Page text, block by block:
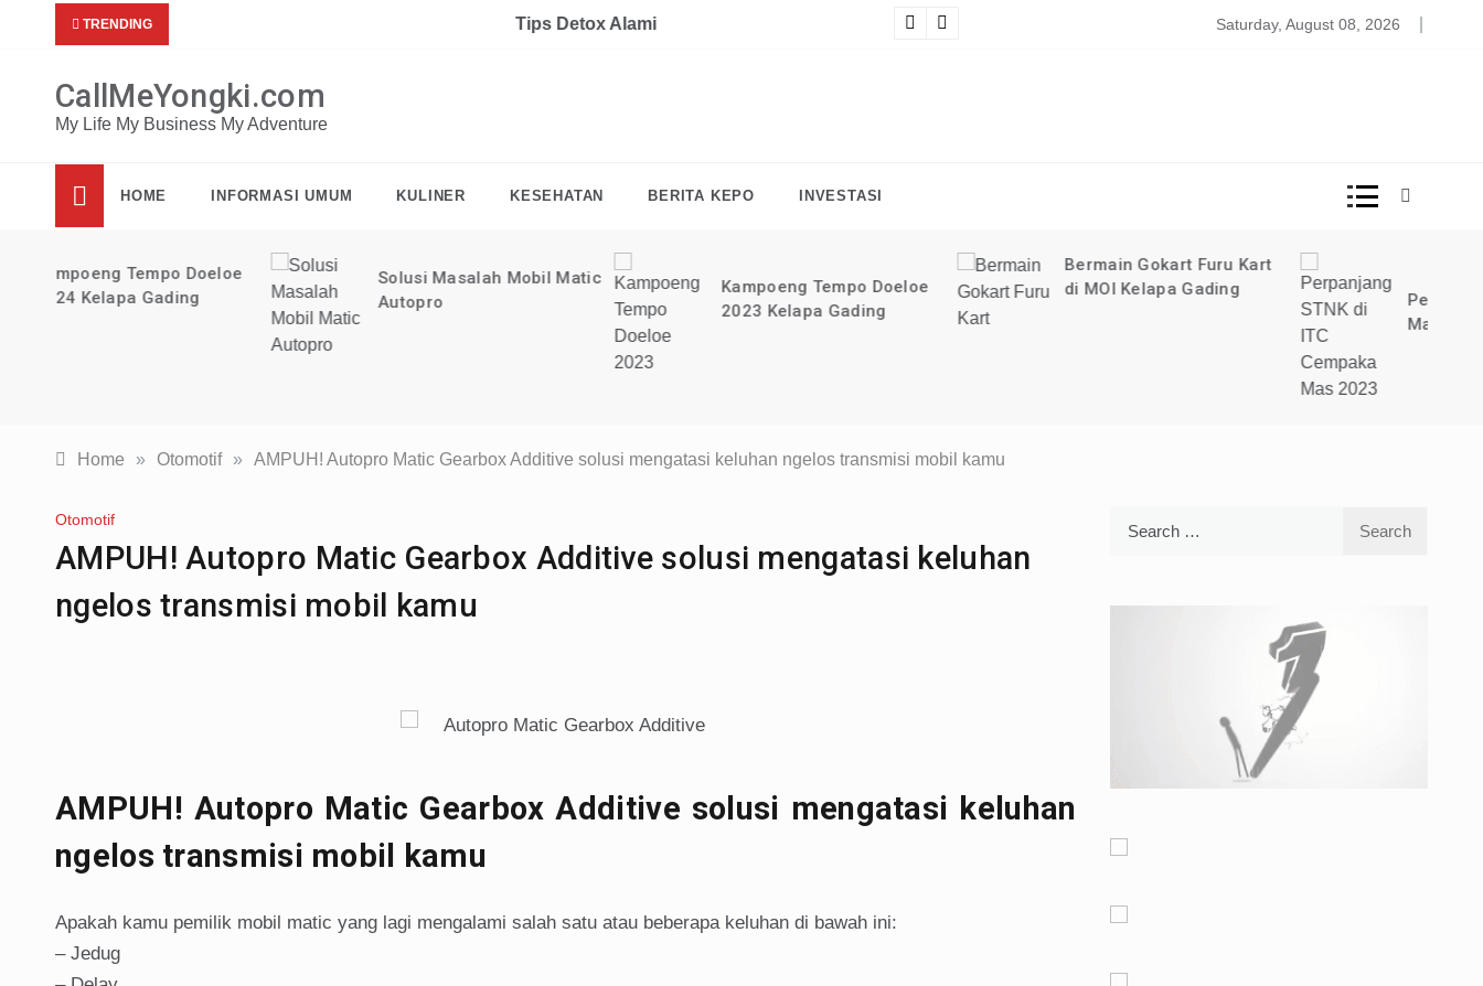
Mau dapat tutorial digital marketing GRATIS selama 1 TAHUN?
TRENDING Food Court Lima Lima Taman AnggrekSaturday, August 08, 2026
CallMeYongki.com
My Life My Business My Adventure
HOME INFORMASI UMUM KULINER KESEHATAN BERITA KEPO INVESTASI
Solusi Masalah Mobil Matic
Autopro
Kampoeng Tempo Doeloe
2023 Kelapa Gading
Bermain Gokart Furu Kart
di MOI Kelapa Gading
Perpanjang STNK Cempaka
Home » Otomotif » AMPUH! Autopro Matic Gearbox Additive solusi mengatasi keluhan ngelos transmisi mobil kamu
Otomotif
AMPUH! Autopro Matic Gearbox Additive solusi mengatasi keluhan
ngelos transmisi mobil kamu
AMPUH! Autopro Matic Gearbox Additive solusi mengatasi keluhan
ngelos transmisi mobil kamu
Apakah kamu pemilik mobil matic yang lagi mengalami salah satu atau beberapa keluhan di bawah ini:
– Jedug